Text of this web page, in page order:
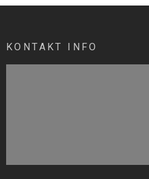
KONTAKT INFO